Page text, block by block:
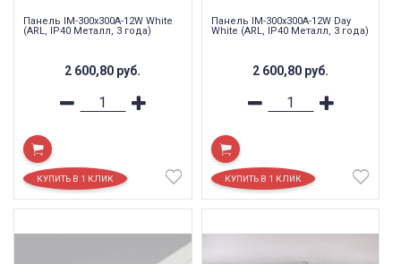
Панель IM-300x300A-12W White
(ARL, IP40 Металл, 3 года)
2 600,80 руб.
Панель IM-300x300A-12W Day
White (ARL, IP40 Металл, 3 года)
2 600,80 руб.